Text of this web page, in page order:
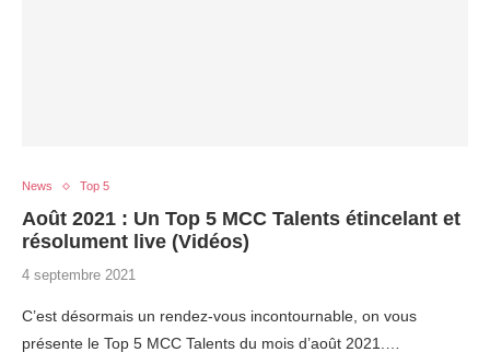
News Top 5
Août 2021 : Un Top 5 MCC Talents étincelant et
résolument live (Vidéos)
4 septembre 2021
C’est désormais un rendez-vous incontournable, on vous
présente le Top 5 MCC Talents du mois d’août 2021.…